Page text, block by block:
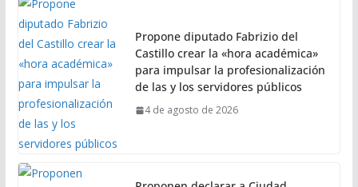
Propone diputado Fabrizio del
Castillo crear la «hora académica»
para impulsar la profesionalización
de las y los servidores públicos
4 de agosto de 2026